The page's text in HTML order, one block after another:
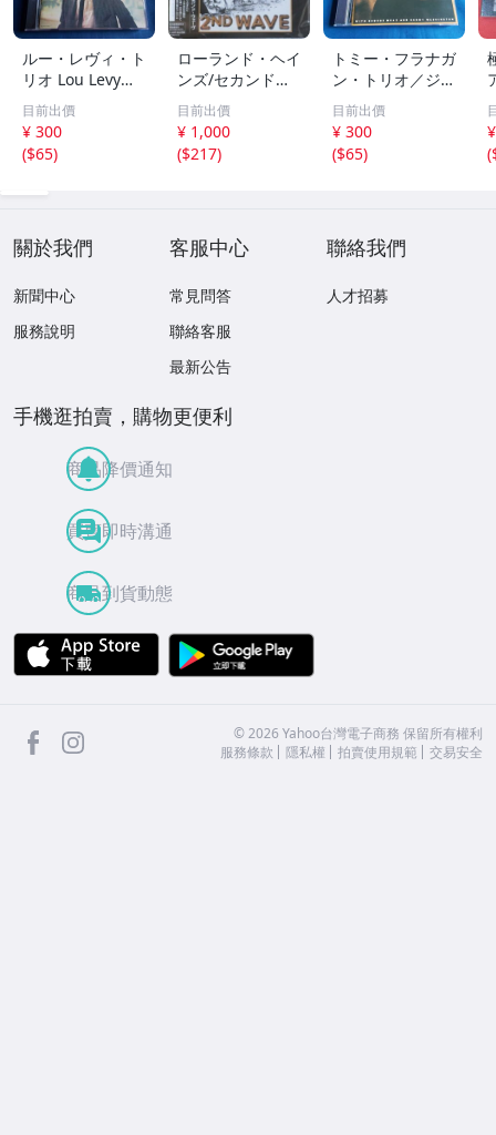
ルー・レヴィ・ト
リオ Lou Levy／A
MOST MUSICAL
FELLA（国内盤）
目前出價
¥ 300
($65)
ローランド・ヘイ
ンズ/セカンド・
ウェーヴ
目前出價
¥ 1,000
($217)
トミー・フラナガ
ン・トリオ／ジャ
ズ・ポエット JA
ZZ POET
目前出價
¥ 300
($65)
(
關於我們
新聞中心
服務說明
客服中心
常見問答
聯絡客服
最新公告
聯絡我們
人才招募
手機逛拍賣，購物更便利
商品降價通知
買賣即時溝通
商品到貨動態
APP Store
facebook ©2026 Yahoo台灣電子商務 保留所有權利
服務條款
隱私權 拍賣使用規範 交易安全